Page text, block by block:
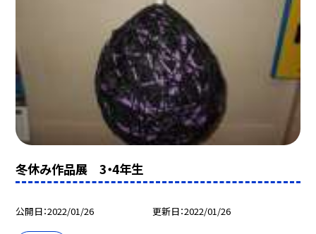
冬休み作品展 3・4年生
公開日 2022/01/26 更新日 2022/01/26